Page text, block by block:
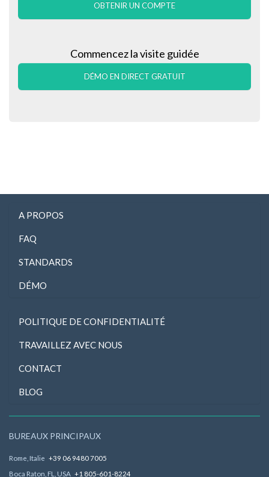
OBTENIR UN COMPTE
Commencez la visite guidée
DÉMO EN DIRECT GRATUIT
A PROPOS
FAQ
STANDARDS
DÉMO
POLITIQUE DE CONFIDENTIALITÉ
TRAVAILLEZ AVEC NOUS
CONTACT
BLOG
BUREAUX PRINCIPAUX
Rome, Italie +39 06 9480 7005
Boca Raton, FL, USA +1 805-601-8224